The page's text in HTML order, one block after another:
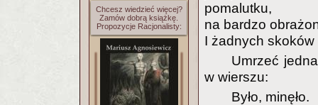
Chcesz wiedzieć więcej?
Zamów dobrą książkę.
Propozycje Racjonalisty:
pomalutku,
na bardzo
I żadnych
Umrzeć
w wierszu:
Było, minęło.